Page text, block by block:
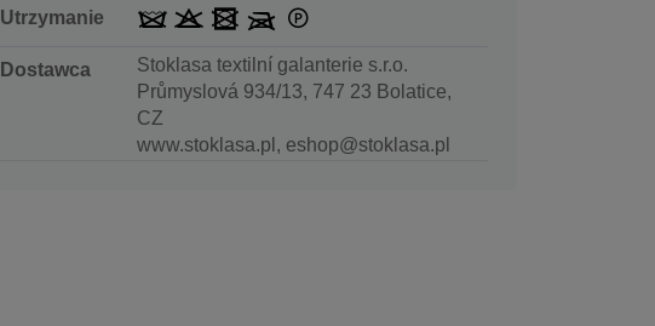
Utrzymanie
Dostawca
Stoklasa textilní galanterie s.r.o.
Průmyslová 934/13, 747 23 Bolatice,
CZ
www.stoklasa.pl, eshop@stoklasa.pl